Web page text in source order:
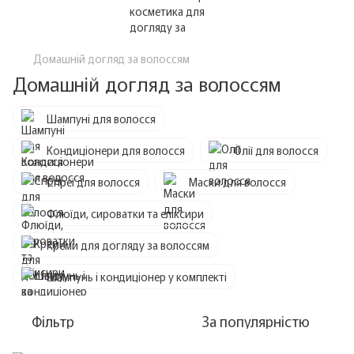
Домашній догляд за волоссям
Домашній догляд за волоссям
Шампуні для волосся
Кондиціонери для волосся
Олії для волосся
Спреї для волосся
Маски для волосся
Флюїди, сироватки та еліксири
Креми для догляду за волоссям
Шампунь і кондиціонер у комплекті
Фільтр За популярністю